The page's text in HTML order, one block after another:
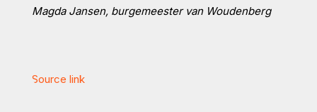
Magda Jansen, burgemeester van Woudenberg
Source link